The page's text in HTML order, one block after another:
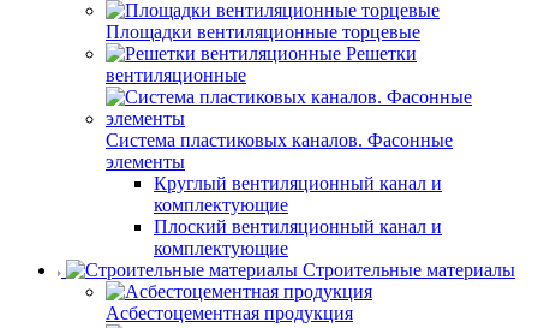
Площадки вентиляционные торцевые
Решетки
вентиляционные
Система пластиковых каналов. Фасонные
элементы
Круглый вентиляционный канал и
комплектующие
Плоский вентиляционный канал и
комплектующие
Строительные материалы
Асбестоцементная продукция